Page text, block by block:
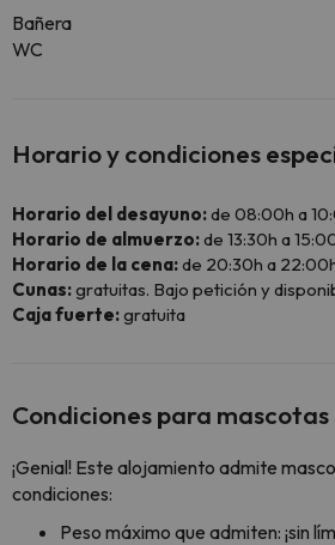
Bañera
WC
Horario y condiciones
Horario del desayuno:de 08:00h a
Horario de almuerzo:de 13:30h a
Horario de la cena:de 20:30h a
Cunas:gratuitas. Bajo petición y
Caja fuerte:gratuita
Condiciones para mascotas
¡Genial! Este alojamiento admite
condiciones:
Peso máximo que admiten: ¡sin